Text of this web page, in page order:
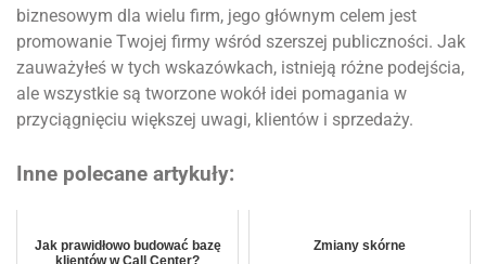
biznesowym dla wielu firm, jego głównym celem jest
promowanie Twojej firmy wśród szerszej publiczności. Jak
zauważyłeś w tych wskazówkach, istnieją różne podejścia,
ale wszystkie są tworzone wokół idei pomagania w
przyciągnięciu większej uwagi, klientów i sprzedaży.
Inne polecane artykuły:
Jak prawidłowo budować bazę
klientów w Call Center?
Zmiany skórne